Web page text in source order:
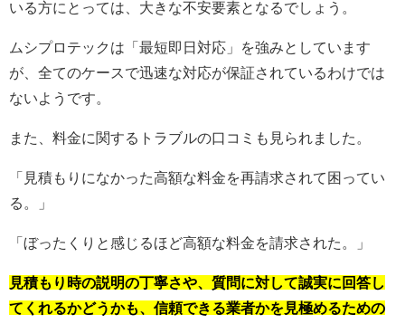
いる方にとっては、大きな不安要素となるでしょう。
ムシプロテックは「最短即日対応」を強みとしています
が、全てのケースで迅速な対応が保証されているわけでは
ないようです。
また、料金に関するトラブルの口コミも見られました。
「見積もりになかった高額な料金を再請求されて困ってい
る。」
「ぼったくりと感じるほど高額な料金を請求された。」
見積もり時の説明の丁寧さや、質問に対して誠実に回答し
てくれるかどうかも、信頼できる業者かを見極めるための